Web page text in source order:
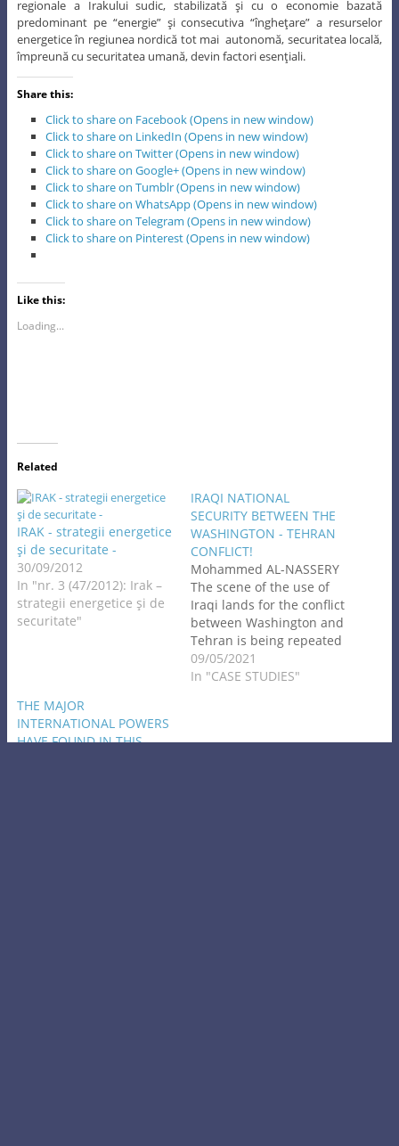
regionale a Irakului sudic, stabilizată şi cu o economie bazată
predominant pe “energie” şi consecutiva “îngheţare” a resurselor
energetice în regiunea nordică tot mai autonomă, securitatea locală,
împreună cu securitatea umană, devin factori esenţiali.
Share this:
Click to share on Facebook (Opens in new window)
Click to share on LinkedIn (Opens in new window)
Click to share on Twitter (Opens in new window)
Click to share on Google+ (Opens in new window)
Click to share on Tumblr (Opens in new window)
Click to share on WhatsApp (Opens in new window)
Click to share on Telegram (Opens in new window)
Click to share on Pinterest (Opens in new window)
Like this:
Loading...
Related
IRAK - strategii energetice
şi de securitate -
30/09/2012
In "nr. 3 (47/2012): Irak –
strategii energetice şi de
securitate"
IRAQI NATIONAL
SECURITY BETWEEN THE
WASHINGTON - TEHRAN
CONFLICT!
Mohammed AL-NASSERY
The scene of the use of
Iraqi lands for the conflict
between Washington and
Tehran is being repeated
at a time when the Iraqi
state is still suffering
ruling parties, which is
09/05/2021
In "CASE STUDIES"
THE MAJOR
INTERNATIONAL POWERS
HAVE FOUND IN THIS